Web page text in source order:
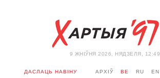
9 ЖНIЎНЯ 2026, НЯДЗЕЛЯ, 12:49
ДАСЛАЦЬ НАВІНУ АРХІЎ BE RU EN